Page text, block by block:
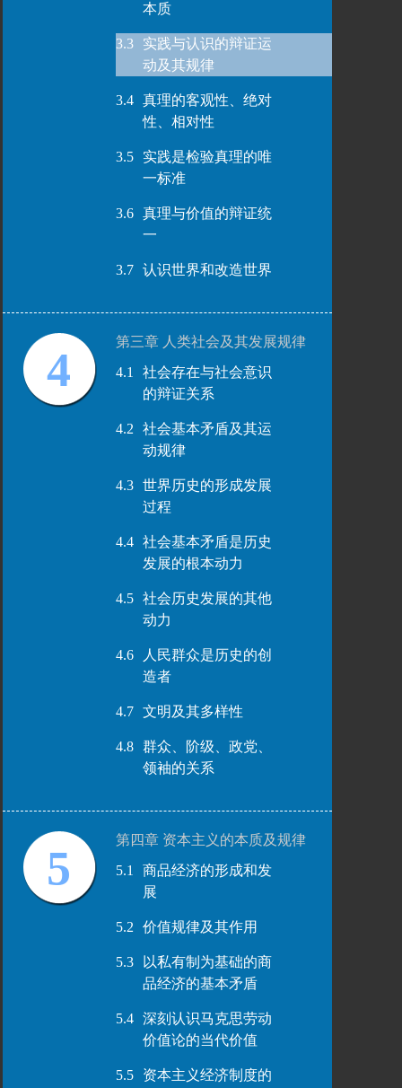
本质
3.3
实践与认识的辩证运
动及其规律
3.4
真理的客观性、绝对
性、相对性
3.5
实践是检验真理的唯
一标准
3.6
真理与价值的辩证统
一
3.7 认识世界和改造世界
4
第三章 人类社会及其发展规律
4.1
社会存在与社会意识
的辩证关系
4.2
社会基本矛盾及其运
动规律
4.3
世界历史的形成发展
过程
4.4
社会基本矛盾是历史
发展的根本动力
4.5
社会历史发展的其他
动力
4.6
人民群众是历史的创
造者
4.7 文明及其多样性
4.8
群众、阶级、政党、
领袖的关系
5
第四章 资本主义的本质及规律
5.1
商品经济的形成和发
展
5.2 价值规律及其作用
5.3
以私有制为基础的商
品经济的基本矛盾
5.4
深刻认识马克思劳动
价值论的当代价值
5.5
资本主义经济制度的